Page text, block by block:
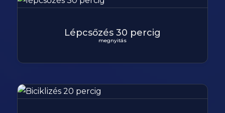
Lépcsőzés 30 percig
megnyitás